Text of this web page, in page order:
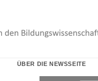
ÜBER DIE NEWSSEITE